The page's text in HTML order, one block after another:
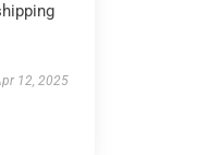
12, 2025